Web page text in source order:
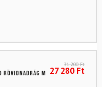
Rövidnadrág M
31 200Ft
27 280Ft